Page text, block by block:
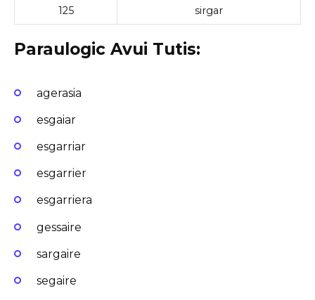
125 sirgar
Paraulogic Avui Tutis:
agerasia
esgaiar
esgarriar
esgarrier
esgarriera
gessaire
sargaire
segaire